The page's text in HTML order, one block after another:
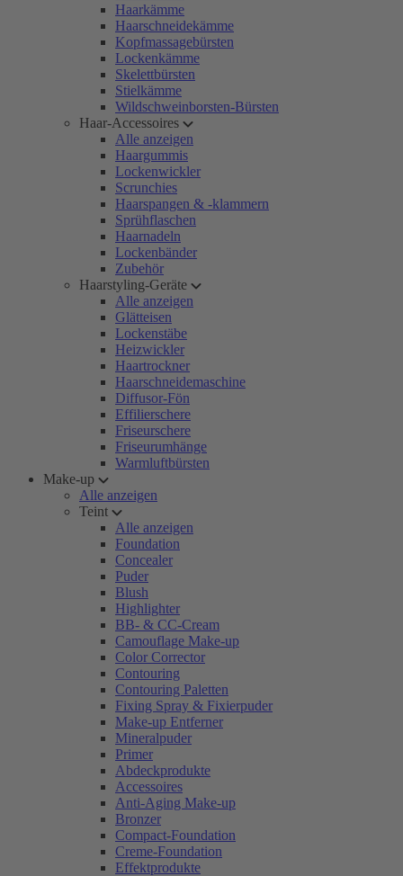
Haarkämme
Haarschneidekämme
Kopfmassagebürsten
Lockenkämme
Skelettbürsten
Stielkämme
Wildschweinborsten-Bürsten
Haar-Accessoires
Alle anzeigen
Haargummis
Lockenwickler
Scrunchies
Haarspangen & -klammern
Sprühflaschen
Haarnadeln
Lockenbänder
Zubehör
Haarstyling-Geräte
Alle anzeigen
Glätteisen
Lockenstäbe
Heizwickler
Haartrockner
Haarschneidemaschine
Diffusor-Fön
Effilierschere
Friseurschere
Friseurumhänge
Warmluftbürsten
Make-up
Alle anzeigen
Teint
Alle anzeigen
Foundation
Concealer
Puder
Blush
Highlighter
BB- & CC-Cream
Camouflage Make-up
Color Corrector
Contouring
Contouring Paletten
Fixing Spray & Fixierpuder
Make-up Entferner
Mineralpuder
Primer
Abdeckprodukte
Accessoires
Anti-Aging Make-up
Bronzer
Compact-Foundation
Creme-Foundation
Effektprodukte